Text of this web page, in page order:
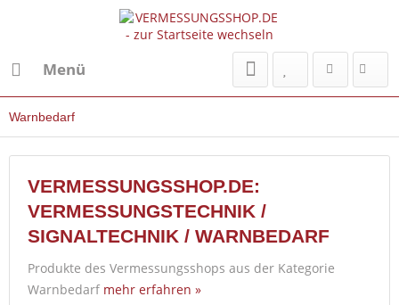
Menü
Warnbedarf
VERMESSUNGSSHOP.DE:
VERMESSUNGSTECHNIK /
SIGNALTECHNIK / WARNBEDARF
Produkte des Vermessungsshops aus der Kategorie
Warnbedarf mehr erfahren »